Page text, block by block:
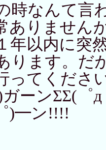
時なんて言
ありません
年以内に突
ります。だ
ってくださ
ーンΣΣ(゜
)━ン!!!!